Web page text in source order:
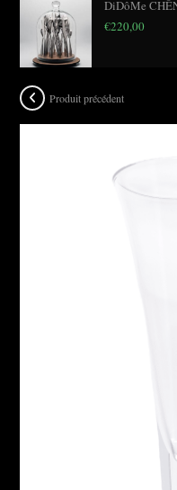
DiDôMe
€220,00
Produit précédent